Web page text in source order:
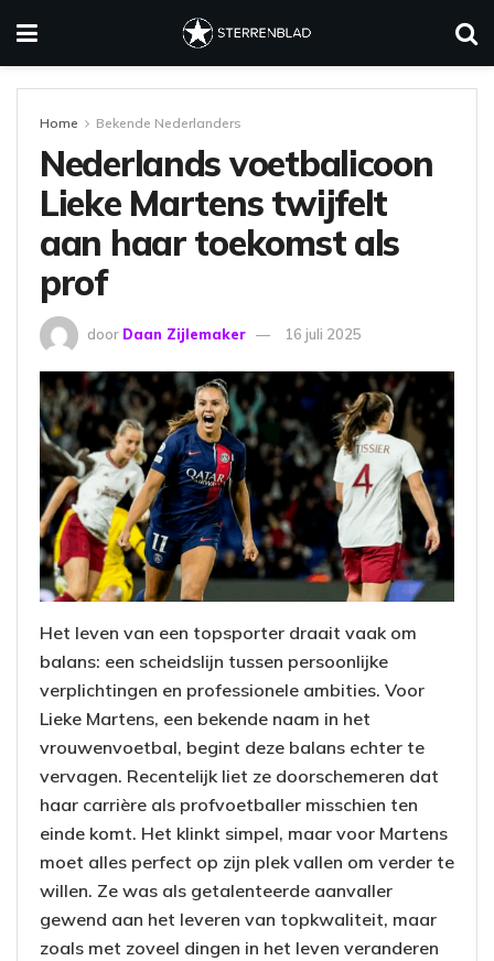
Home Bekende Nederlanders
Nederlands voetbalicoon
Lieke Martens twijfelt
aan haar toekomst als
prof
door Daan Zijlemaker 16 juli 2025
Het leven van een topsporter draait vaak om
balans: een scheidslijn tussen persoonlijke
verplichtingen en professionele ambities. Voor
Lieke Martens, een bekende naam in het
vrouwenvoetbal, begint deze balans echter te
vervagen. Recentelijk liet ze doorschemeren dat
haar carrière als profvoetballer misschien ten
einde komt. Het klinkt simpel, maar voor Martens
moet alles perfect op zijn plek vallen om verder te
willen. Ze was als getalenteerde aanvaller
gewend aan het leveren van topkwaliteit, maar
zoals met zoveel dingen in het leven veranderen